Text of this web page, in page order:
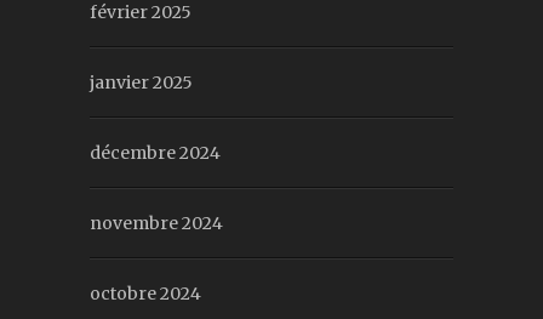
février 2025
janvier 2025
décembre 2024
novembre 2024
octobre 2024